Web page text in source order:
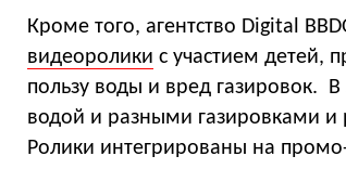
Кроме того, агентство Digital
видеоролики с участием детей,
пользу воды и вред газировок. В
водой и разными газировками и
Ролики интегрированы на